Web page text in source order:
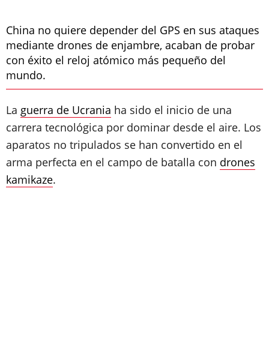
China no quiere depender del GPS en sus ataques
mediante drones de enjambre, acaban de probar
con éxito el reloj atómico más pequeño del
mundo.
La guerra de Ucrania ha sido el inicio de una
carrera tecnológica por dominar desde el aire. Los
aparatos no tripulados se han convertido en el
arma perfecta en el campo de batalla con drones
kamikaze.